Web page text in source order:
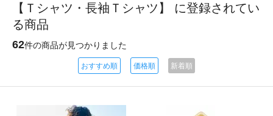
【Ｔシャツ・長袖Ｔシャツ】 に登録されてい
る商品
62件の商品が見つかりました
おすすめ順 価格順 新着順